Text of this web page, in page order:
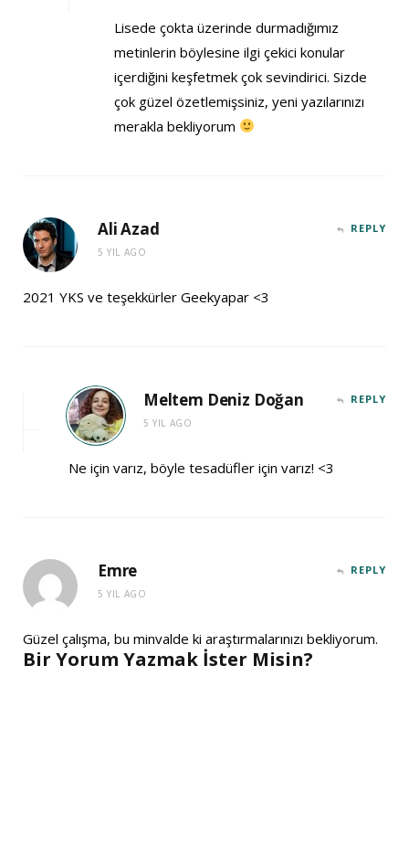
Lisede çokta üzerinde durmadığımız
metinlerin böylesine ilgi çekici konular
içerdiğini keşfetmek çok sevindirici. Sizde
çok güzel özetlemişsiniz, yeni yazılarınızı
merakla bekliyorum
Ali Azad
5 YIL AGO
REPLY
2021 YKS ve teşekkürler Geekyapar <3
Meltem Deniz Doğan
5 YIL AGO
REPLY
Ne için varız, böyle tesadüfler için varız! <3
Emre
5 YIL AGO
REPLY
Güzel çalışma, bu minvalde ki araştırmalarınızı bekliyorum.
Bir Yorum Yazmak İster Misin?